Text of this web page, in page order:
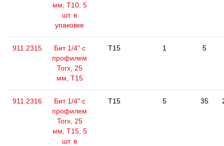
мм, Т10, 5
шт. в
упаковке
911.2315
Бит 1/4" с
профилем
Torx, 25
мм, Т15
T15 1 5
911.2316
Бит 1/4" с
профилем
Torx, 25
мм, Т15, 5
шт. в
T15 5 35